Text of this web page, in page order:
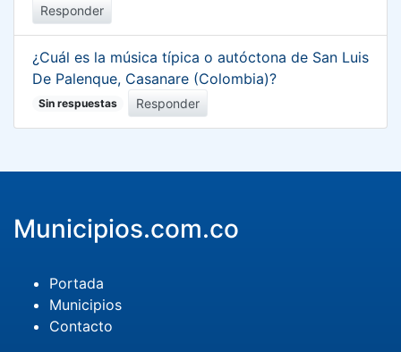
Responder
¿Cuál es la música típica o autóctona de San Luis
De Palenque, Casanare (Colombia)?
Sin respuestas Responder
Municipios.com.co
Portada
Municipios
Contacto